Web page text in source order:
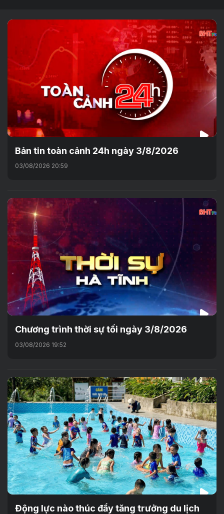
Bản tin toàn cảnh 24h ngày 3/8/2026
03/08/2026 20:59
Chương trình thời sự tối ngày 3/8/2026
03/08/2026 19:52
Động lực nào thúc đẩy tăng trưởng du lịch